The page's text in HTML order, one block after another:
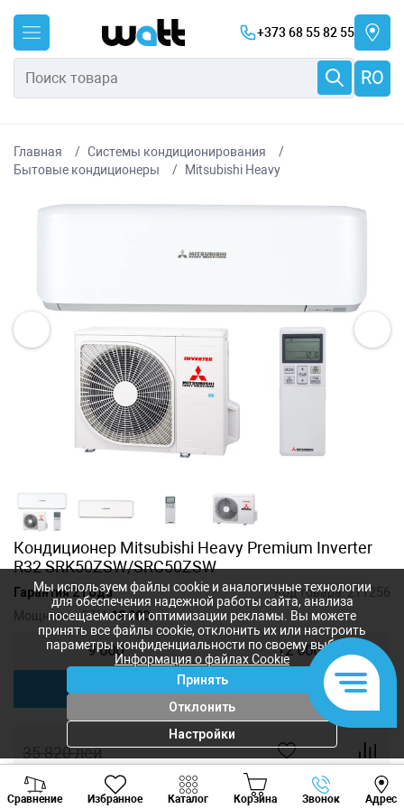
+373 68 55 82 55
RO
Главная
Системы кондиционирования
Бытовые кондиционеры
Mitsubishi Heavy
Кондиционер Mitsubishi Heavy Premium Inverter
R32 SRK50ZSW/SRC50ZSW
Гарантия 2 года Код товара:211256
Мощность, BTU:18 000
9 000 12 000
35 820лей
28 656 лей
Сравнение Избранное Каталог Корзина Звонок Адрес
Viber Whatsapp
Мы используем файлы cookie и аналогичные технологии
для обеспечения надежной работы сайта, анализа
посещаемости и оптимизации рекламы. Вы можете
принять все файлы cookie, отклонить их или настроить
параметры конфиденциальности по своему выбору.
Информация о файлах Cookie
Принять
Отклонить
Настройки